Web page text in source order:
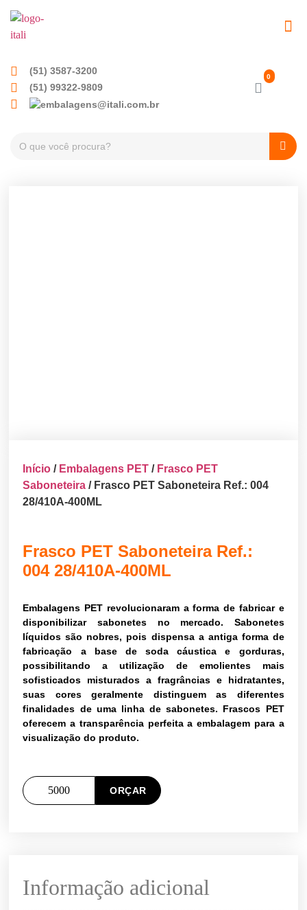
(51) 3587-3200
(51) 99322-9809
Início / Embalagens PET / Frasco PET
Saboneteira / Frasco PET Saboneteira Ref.: 004
28/410A-400ML
Frasco PET Saboneteira Ref.:
004 28/410A-400ML
Embalagens PET revolucionaram a forma de fabricar e
disponibilizar sabonetes no mercado. Sabonetes
líquidos são nobres, pois dispensa a antiga forma de
fabricação a base de soda cáustica e gorduras,
possibilitando a utilização de emolientes mais
sofisticados misturados a fragrâncias e hidratantes,
suas cores geralmente distinguem as diferentes
finalidades de uma linha de sabonetes. Frascos PET
oferecem a transparência perfeita a embalagem para a
visualização do produto.
ORÇAR
Informação adicional